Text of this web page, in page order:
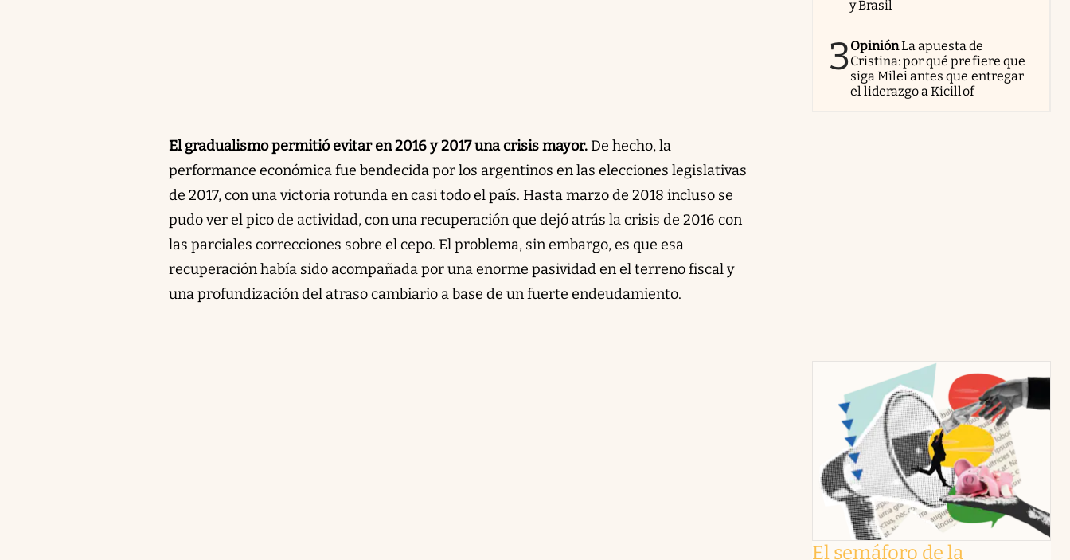
El gradualismo permitió evitar en 2016 y 2017 una crisis mayor.De hecho, la
performance económica fue bendecida por los argentinos en las elecciones legislativas
de 2017, con una victoria rotunda en casi todo el país. Hasta marzo de 2018 incluso se
pudo ver el pico de actividad, con una recuperación que dejó atrás la crisis de 2016 con
las parciales correcciones sobre el cepo. El problema, sin embargo, es que esa
recuperación había sido acompañada por una enorme pasividad en el terreno fiscal y
una profundización del atraso cambiario a base de un fuerte endeudamiento.
y Brasil
3OpiniónLa apuesta de
Cristina: por qué prefiere que
siga Milei antes que entregar
el liderazgo a Kicillof
El semáforo de la